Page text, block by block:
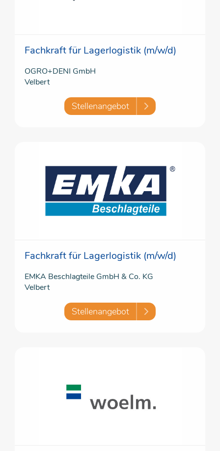
Fachkraft für Lagerlogistik (m/w/d)
OGRO+DENI GmbH
Velbert
Stellenangebot
Fachkraft für Lagerlogistik (m/w/d)
EMKA Beschlagteile GmbH & Co. KG
Velbert
Stellenangebot